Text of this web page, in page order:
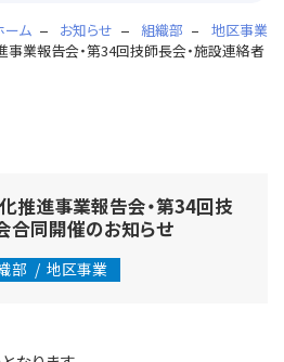
ホーム お知らせ 組織部
地区事業
合同開催のお知らせ
織部 地区事業